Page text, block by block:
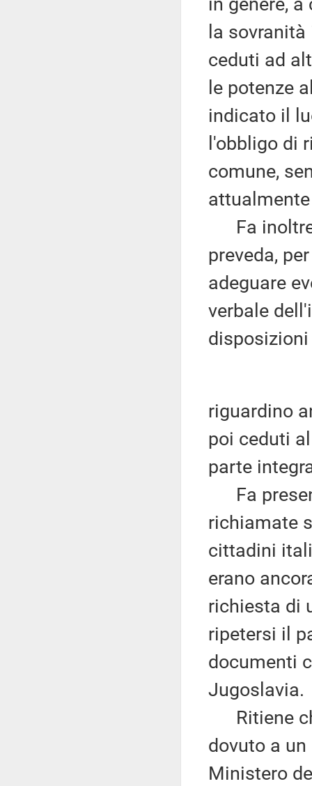
la
ceduti ad
le potenze
indicato il
l'obbligo di
comune,
Fa inoltre
preveda,
adeguare
verbale
disposizioni
riguardino
poi ceduti
parte
Fa
richiamate
cittadini
erano
richiesta di
ripetersi il
documenti
Jugoslavia.
Ritiene
dovuto a
Ministero